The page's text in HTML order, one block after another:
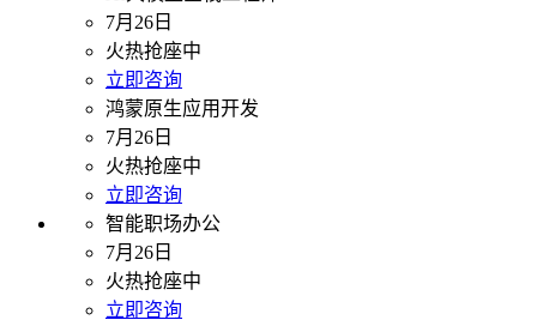
7月26日
火热抢座中
立即咨询
鸿蒙原生应用开发
7月26日
火热抢座中
立即咨询
智能职场办公
7月26日
火热抢座中
立即咨询